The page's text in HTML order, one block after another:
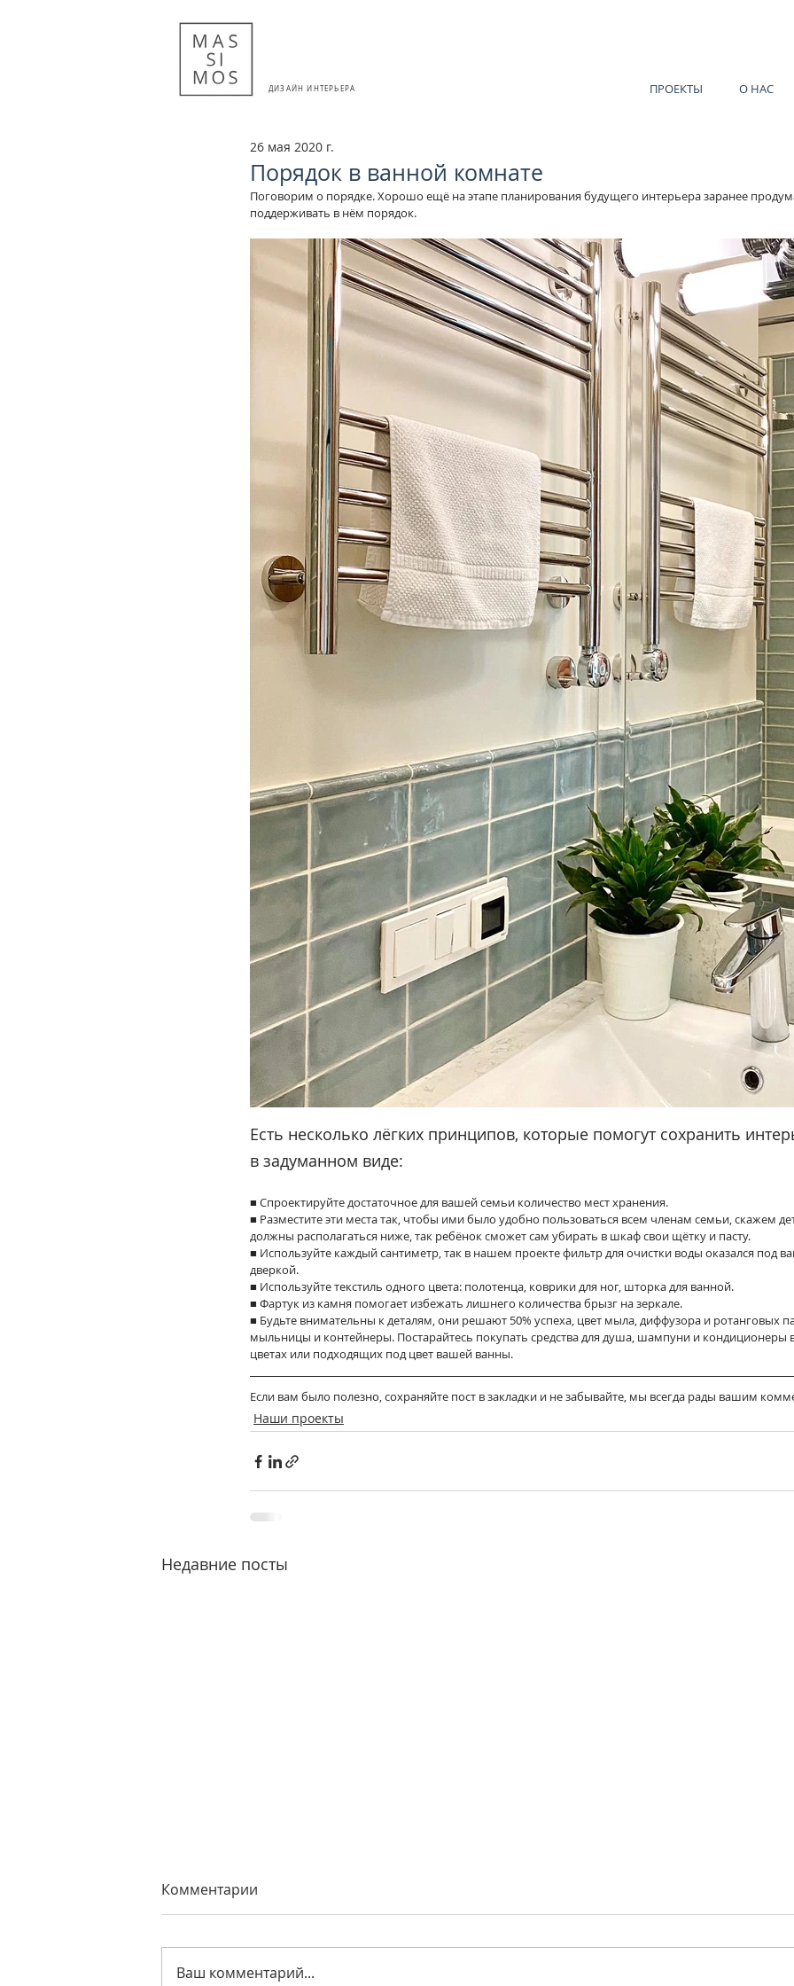
ДИЗАЙН ИНТЕРЬЕРА ПРОЕКТЫ О НАС
Порядок в ванной комнате
26 мая 2020 г.
Поговорим о порядке. Хорошо ещё на этапе планирования будущего интерьера заранее
поддерживать в нём порядок.
Есть несколько лёгких принципов, которые помогут сохранить
в задуманном виде:⠀
■ Спроектируйте достаточное для вашей семьи количество мест хранения.⠀
■ Разместите эти места так, чтобы ими было удобно пользоваться всем членам семьи, скажем
должны располагаться ниже, так ребёнок сможет сам убирать в шкаф свои щётку и пасту.⠀
■ Используйте каждый сантиметр, так в нашем проекте фильтр для очистки воды оказался под
дверкой.⠀
■ Используйте текстиль одного цвета: полотенца, коврики для ног, шторка для ванной.
■ Фартук из камня помогает избежать лишнего количества брызг на зеркале.
■ Будьте внимательны к деталям, они решают 50% успеха, цвет мыла, диффузора и ротанговых
мыльницы и контейнеры. Постарайтесь покупать средства для душа, шампуни и кондиционеры
цветах или подходящих под цвет вашей ванны.⠀⠀
Если вам было полезно, сохраняйте пост в закладки и не забывайте, мы всегда рады вашим
Наши проекты
Недавние посты
Комментарии
Ваш комментарий...